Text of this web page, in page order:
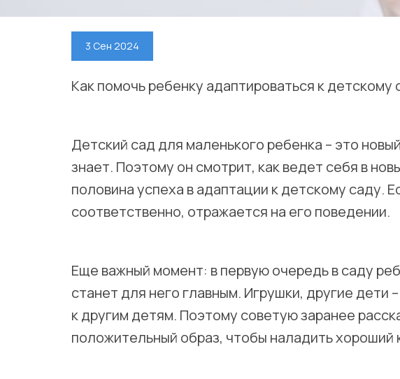
3 Сен 2024
Как помочь ребенку адаптироваться к детскому
Детский сад для маленького ребенка – это
знает. Поэтому он смотрит, как ведет себя в
половина успеха в адаптации к детскому саду.
соответственно, отражается на его поведении.
Еще важный момент: в первую очередь в саду
станет для него главным. Игрушки, другие
к другим детям. Поэтому советую заранее
положительный образ, чтобы наладить